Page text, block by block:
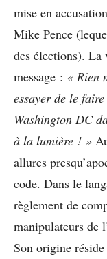
mise en
Mike Pence
des élections). La
message : « Rien
essayer de le
Washington DC
à la lumière ! »
allures
code. Dans le
règlement de
manipulateurs de
Son origine réside